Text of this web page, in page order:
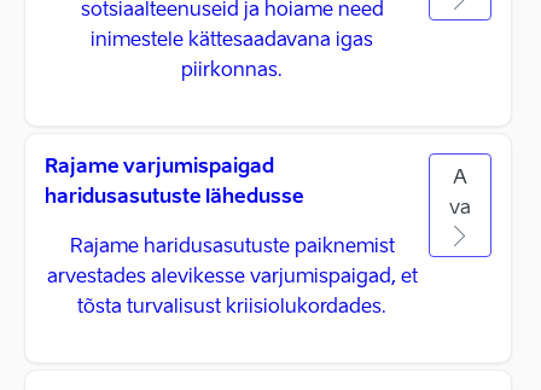
sotsiaalteenuseid ja hoiame need
inimestele kättesaadavana igas
piirkonnas.
Rajame varjumispaigad
haridusasutuste lähedusse
Rajame haridusasutuste paiknemist
arvestades alevikesse varjumispaigad, et
tõsta turvalisust kriisiolukordades.
A
va